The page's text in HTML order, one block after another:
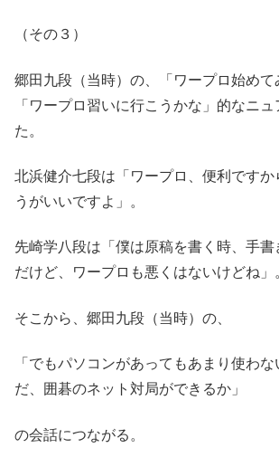
（その３）
郷田九段（当時）の、「ワープロ始めて
「ワープロ習いに行こうかな」的なニ
た。
北浜健介七段は「ワープロ、便利ですか
うがいいですよ」。
先崎学八段は「僕は原稿を書く時、手書
だけど、ワープロも悪くはないけどね」
そこから、郷田九段（当時）の、
「でもパソコンがあってもあまり使わな
だ、囲碁のネット対局ができるか」
の会話につながる。